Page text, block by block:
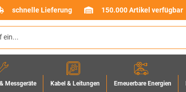
schnelle Lieferung 150.000 Artikel verfügbar
Messgeräte Kabel & Leitungen Erneuerbare Energien